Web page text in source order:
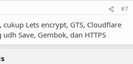
#7
cukup Lets encrypt, GTS, Cloudflare
udh Save, Gembok, dan HTTPS